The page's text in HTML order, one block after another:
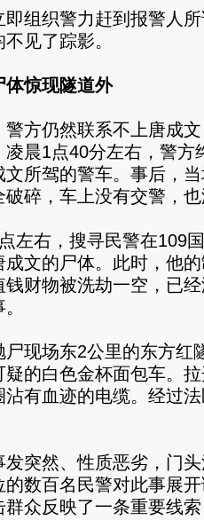
织警力赶到报警人所
见了踪影。
体惊现隧道外
仍然联系不上唐成文
凌晨1点40分左右，警方
文所驾的警车。事后，
破碎，车上没有交警，
右，搜寻民警在109国
成文的尸体。此时，他
钱财物被洗劫一空，已
场东2公里的东方红
疑的白色金杯面包车。
沾有血迹的电缆。经过
然、性质恶劣，门头
的数百名民警对此事展
群众反映了一条重要线